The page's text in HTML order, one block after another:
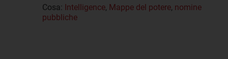
Cosa: Intelligence, Mappe del potere, nomine
pubbliche